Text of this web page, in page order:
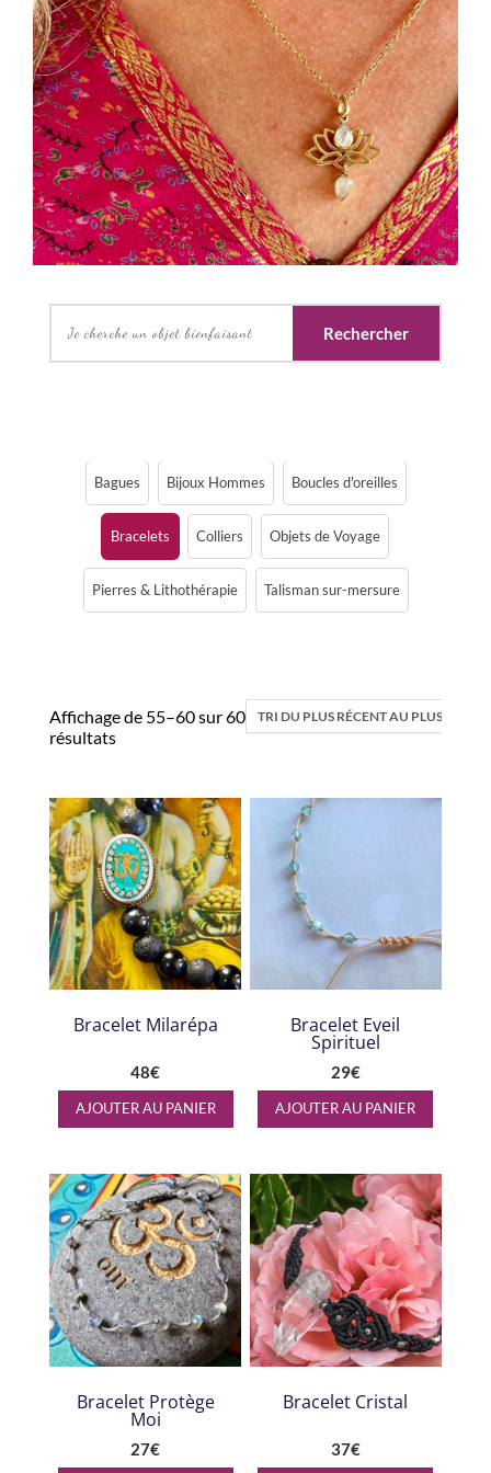
Rechercher
Bagues Bijoux Hommes Boucles d'oreilles
Bracelets Colliers Objets de Voyage
Pierres & Lithothérapie Talisman sur-mersure
Affichage de 55–60 sur 60
résultats
Bracelet Milarépa
48€
AJOUTER AU PANIER
Bracelet Eveil
Spirituel
29€
AJOUTER AU PANIER
Bracelet Protège
Moi
27€
Bracelet Cristal
37€